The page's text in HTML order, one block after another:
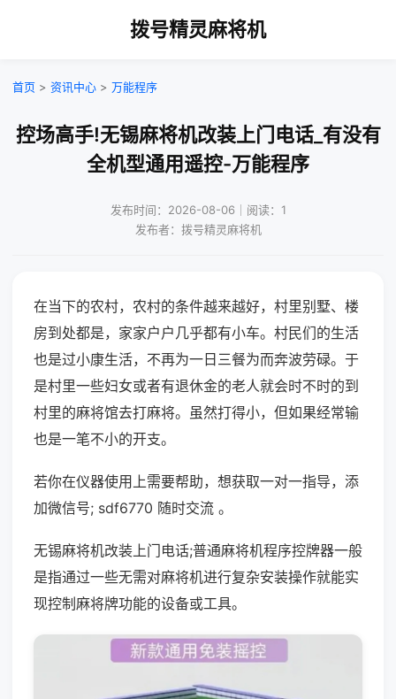
拨号精灵麻将机
首页 > 资讯中心 > 万能程序
控场高手!无锡麻将机改装上门电话_有没有
全机型通用遥控-万能程序
发布时间：2026-08-06｜阅读：1
发布者：拨号精灵麻将机
在当下的农村，农村的条件越来越好，村里别墅、楼
房到处都是，家家户户几乎都有小车。村民们的生活
也是过小康生活，不再为一日三餐为而奔波劳碌。于
是村里一些妇女或者有退休金的老人就会时不时的到
村里的麻将馆去打麻将。虽然打得小，但如果经常输
也是一笔不小的开支。
若你在仪器使用上需要帮助，想获取一对一指导，添
加微信号; sdf6770 随时交流 。
无锡麻将机改装上门电话;普通麻将机程序控牌器一般
是指通过一些无需对麻将机进行复杂安装操作就能实
现控制麻将牌功能的设备或工具。